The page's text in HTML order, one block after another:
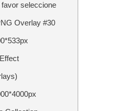
favor seleccione
Overlay #30